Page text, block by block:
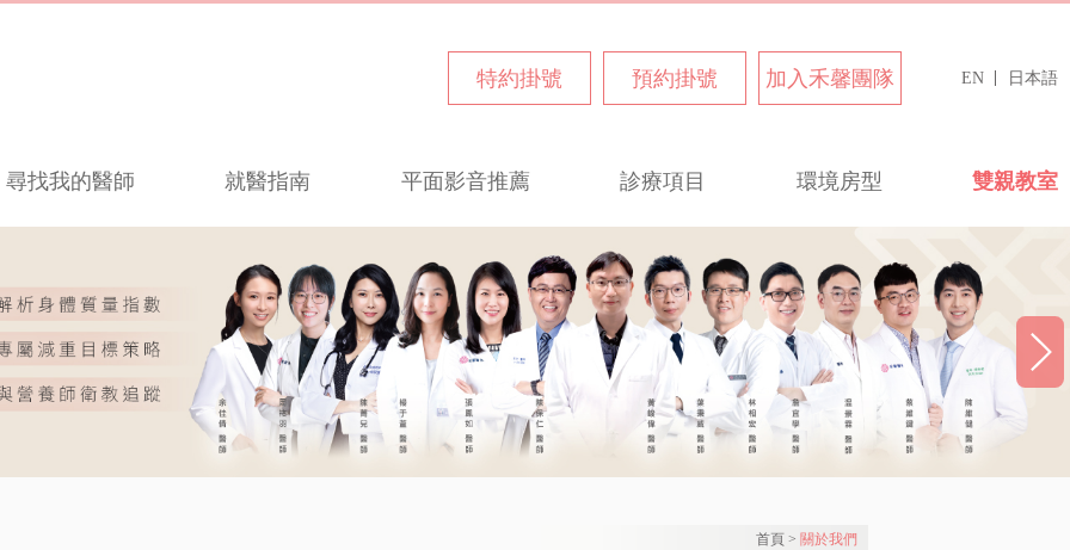
日本語
EN
加入禾馨團隊
預約掛號
特約掛號
尋找我的醫師 就醫指南 平面影音推薦 診療項目 環境房型 雙親教室
首頁 > 關於我們